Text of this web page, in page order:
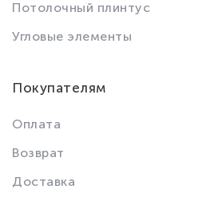
Потолочный плинтус
Угловые элементы
Покупателям
Оплата
Возврат
Доставка